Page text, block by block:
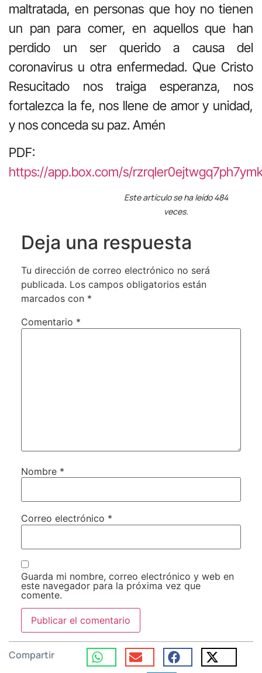
maltratada, en personas que hoy no tienen
un pan para comer, en aquellos que han
perdido un ser querido a causa del
coronavirus u otra enfermedad. Que Cristo
Resucitado nos traiga esperanza, nos
fortalezca la fe, nos llene de amor y unidad,
y nos conceda su paz. Amén
PDF:
https://app.box.com/s/
Este artículo se ha leído 484
veces.
Deja una respuesta
Tu dirección de correo electrónico no será
publicada. Los campos obligatorios están
marcados con *
Comentario *
Nombre *
Correo electrónico *
Guarda mi nombre, correo electrónico y web en
este navegador para la próxima vez que
comente.
Compartir